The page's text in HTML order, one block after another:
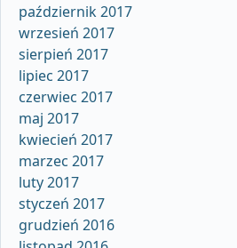
październik 2017
wrzesień 2017
sierpień 2017
lipiec 2017
czerwiec 2017
maj 2017
kwiecień 2017
marzec 2017
luty 2017
styczeń 2017
grudzień 2016